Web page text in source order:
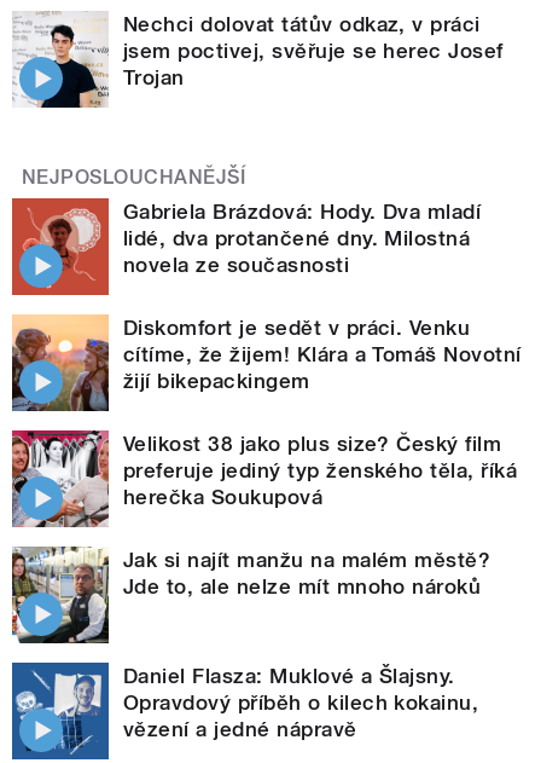
Nechci dolovat tátův odkaz, v práci
jsem poctivej, svěřuje se herec Josef
Trojan
NEJPOSLOUCHANĚJŠÍ
Gabriela Brázdová: Hody. Dva mladí
lidé, dva protančené dny. Milostná
novela ze současnosti
Diskomfort je sedět v práci. Venku
cítíme, že žijem! Klára a Tomáš Novotní
žijí bikepackingem
Velikost 38 jako plus size? Český film
preferuje jediný typ ženského těla, říká
herečka Soukupová
Jak si najít manžu na malém městě?
Jde to, ale nelze mít mnoho nároků
Daniel Flasza: Muklové a Šlajsny.
Opravdový příběh o kilech kokainu,
vězení a jedné nápravě